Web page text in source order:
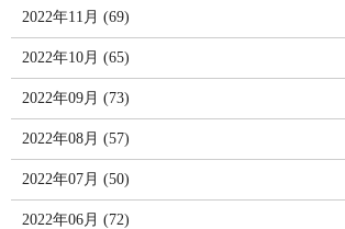
2022年11月 (69)
2022年10月 (65)
2022年09月 (73)
2022年08月 (57)
2022年07月 (50)
2022年06月 (72)